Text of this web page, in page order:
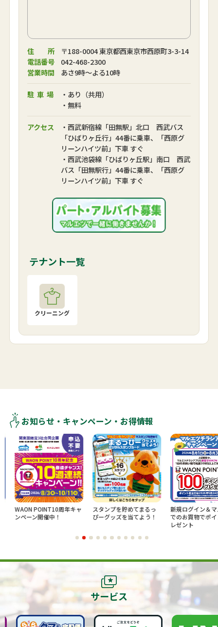
住 所
〒188-0004 東京都西東京市西原町3-3-14
電話番号
042-468-2300
営業時間
あさ9時～よる10時
駐車場
・あり（共用）
・無料
アクセス
・西武新宿線「田無駅」北口 西武バス
「ひばりヶ丘行」44番に乗車、「西原グ
リーンハイツ前」下車 すぐ
・西武池袋線「ひばりヶ丘駅」南口 西武
バス「田無駅行」44番に乗車、「西原グ
リーンハイツ前」下車 すぐ
テナント一覧
クリーニング
お知らせ・キャンペーン・お得情報
WAON POINT10周年キャ
ンペーン開催中！
スタンプを貯めてまるっ
ぴーグッズを当てよう！
新規ログイン＆マ
でのお買物でポイ
レゼント
サービス